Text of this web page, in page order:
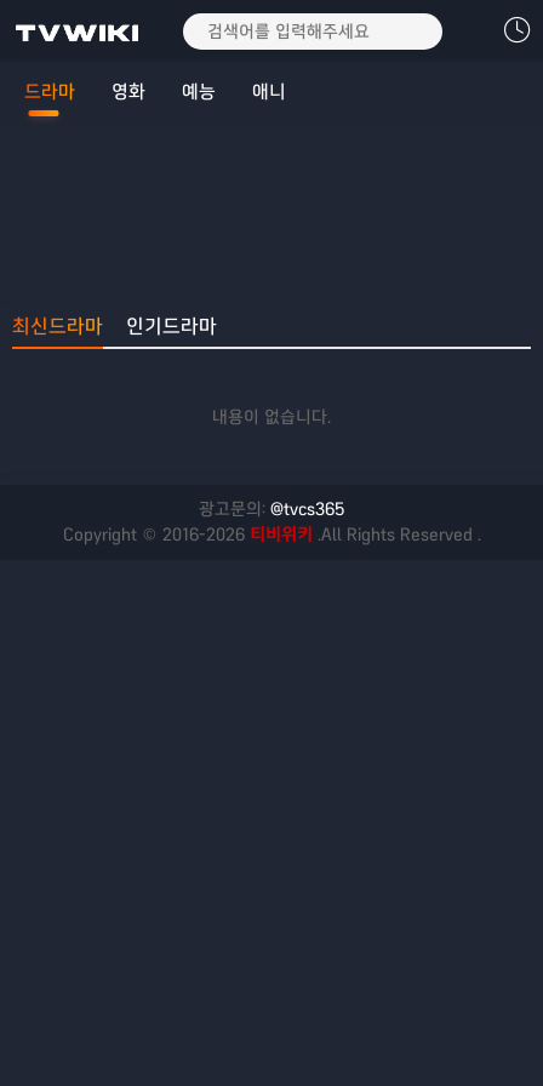
드라마 영화 예능 애니
최신드라마 인기드라마
내용이 없습니다.
광고문의: @tvcs365
Copyright © 2016-2026 티비위키 .All Rights Reserved .